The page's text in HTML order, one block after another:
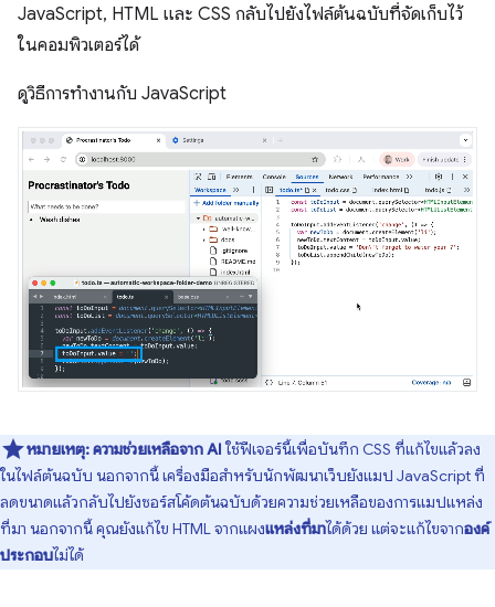
JavaScript, HTML และ CSS กลับไปยังไฟล์ต้นฉบับที่จัดเก็บไว้
ในคอมพิวเตอร์ได้
ดูวิธีการทำงานกับ JavaScript
หมายเหตุ:ความช่วยเหลือจาก AI ใช้ฟีเจอร์นี้เพื่อบันทึก CSS ที่แก้ไขแล้วลง
ในไฟล์ต้นฉบับ นอกจากนี้ เครื่องมือสำหรับนักพัฒนาเว็บยังแมป JavaScript ที่
ลดขนาดแล้วกลับไปยังซอร์สโค้ดต้นฉบับด้วยความช่วยเหลือของการแมปแหล่ง
ที่มา นอกจากนี้ คุณยังแก้ไข HTML จากแผงแหล่งที่มาได้ด้วย แต่จะแก้ไขจากองค์
ประกอบไม่ได้